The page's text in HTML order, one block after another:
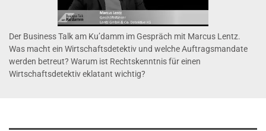
Der Business Talk am Ku’damm im Gespräch mit Marcus Lentz.
Was macht ein Wirtschaftsdetektiv und welche Auftragsmandate
werden betreut? Warum ist Rechtskenntnis für einen
Wirtschaftsdetektiv eklatant wichtig?